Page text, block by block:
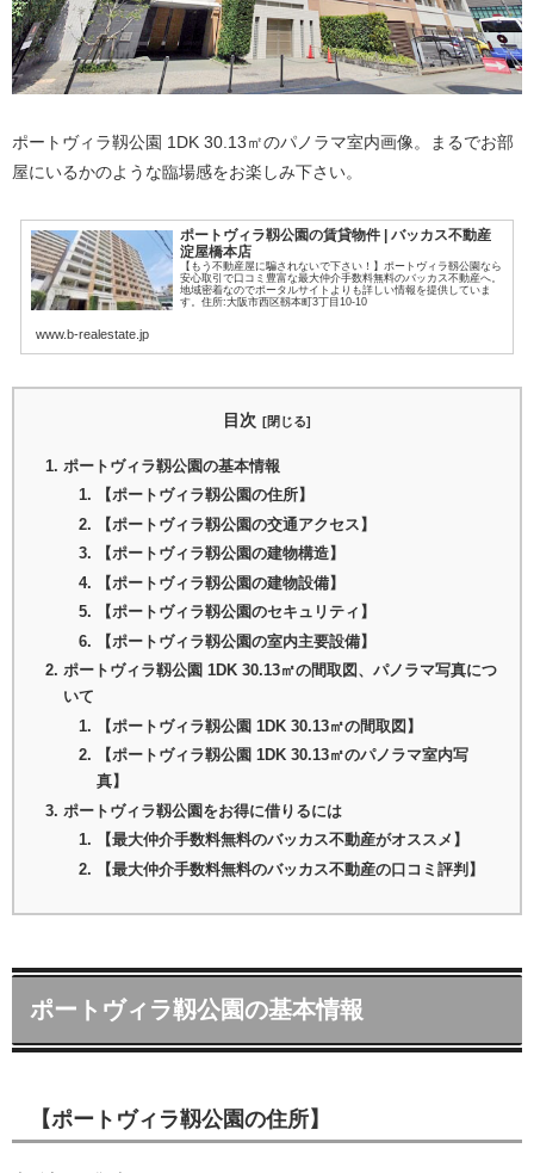
ポートヴィラ靱公園 1DK 30.13㎡のパノラマ室内画像。まるでお部
屋にいるかのような臨場感をお楽しみ下さい。
ポートヴィラ靱公園の賃貸物件 | バッカス不動産
淀屋橋本店
【もう不動産屋に騙されないで下さい！】ポートヴィラ靱公園なら
安心取引で口コミ豊富な最大仲介手数料無料のバッカス不動産へ。
地域密着なのでポータルサイトよりも詳しい情報を提供していま
す。住所:大阪市西区靱本町3丁目10-10
www.b-realestate.jp
目次
ポートヴィラ靱公園の基本情報
【ポートヴィラ靱公園の住所】
【ポートヴィラ靱公園の交通アクセス】
【ポートヴィラ靱公園の建物構造】
【ポートヴィラ靱公園の建物設備】
【ポートヴィラ靱公園のセキュリティ】
【ポートヴィラ靱公園の室内主要設備】
ポートヴィラ靱公園 1DK 30.13㎡の間取図、パノラマ写真につ
いて
【ポートヴィラ靱公園 1DK 30.13㎡の間取図】
【ポートヴィラ靱公園 1DK 30.13㎡のパノラマ室内写
真】
ポートヴィラ靱公園をお得に借りるには
【最大仲介手数料無料のバッカス不動産がオススメ】
【最大仲介手数料無料のバッカス不動産の口コミ評判】
ポートヴィラ靱公園の基本情報
【ポートヴィラ靱公園の住所】